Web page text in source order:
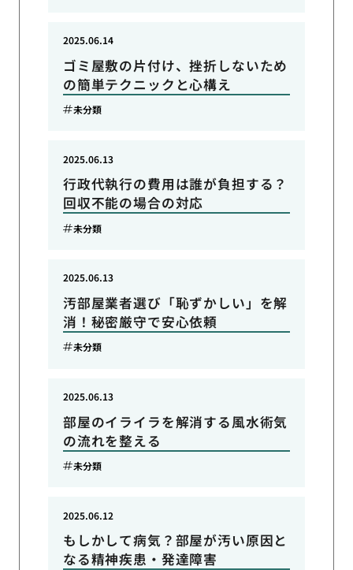
ゴミ屋敷の片付け、挫折しないため
の簡単テクニックと心構え
2025.06.14
未分類
行政代執行の費用は誰が負担する？
回収不能の場合の対応
2025.06.13
未分類
汚部屋業者選び「恥ずかしい」を解
消！秘密厳守で安心依頼
2025.06.13
未分類
部屋のイライラを解消する風水術気
の流れを整える
2025.06.13
未分類
もしかして病気？部屋が汚い原因と
なる精神疾患・発達障害
2025.06.12